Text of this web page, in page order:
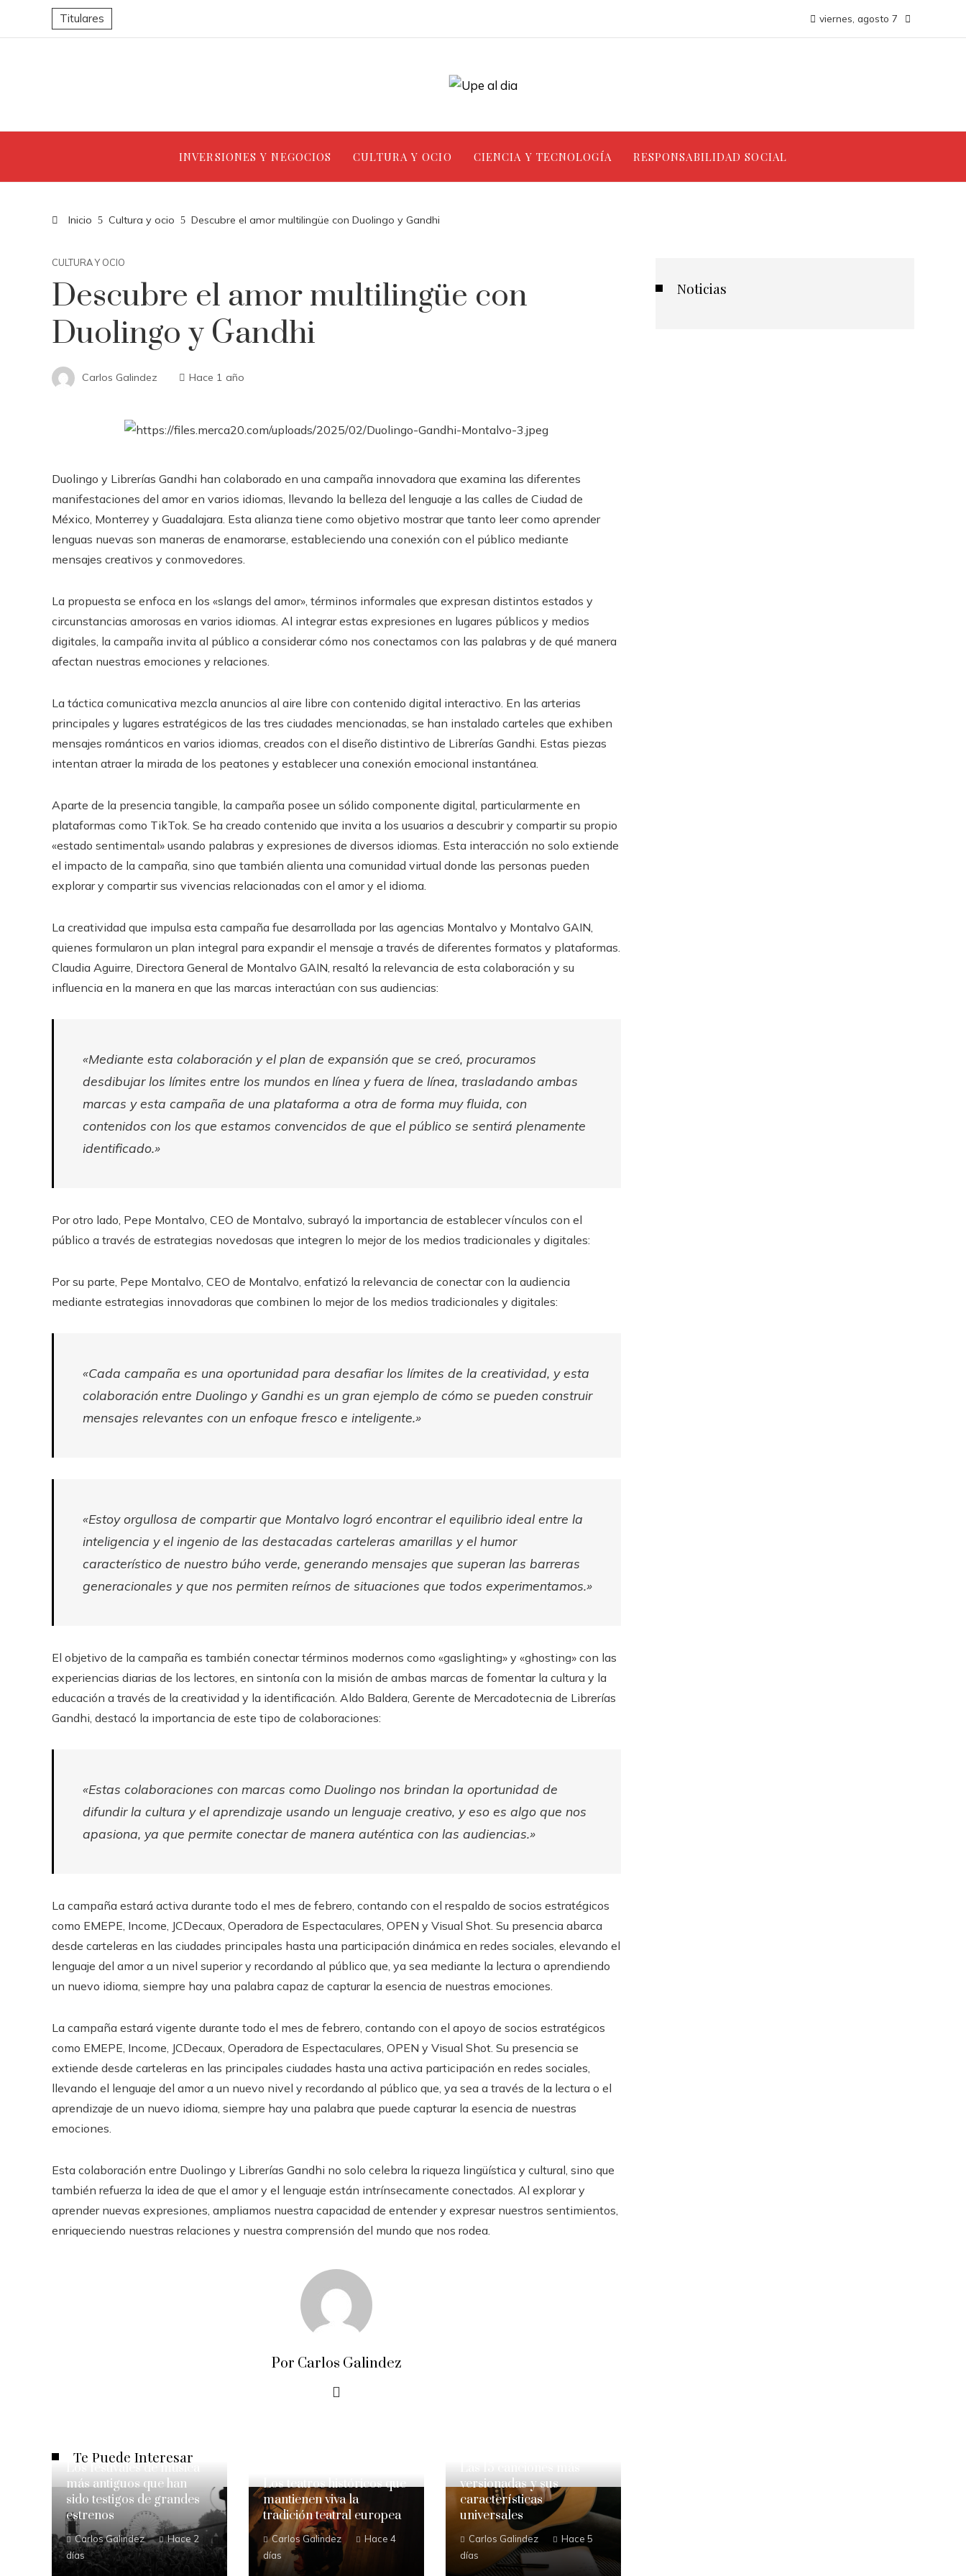
Titulares viernes, agosto 7
INVERSIONES Y NEGOCIOS CULTURA Y OCIO CIENCIA Y TECNOLOGÍA RESPONSABILIDAD SOCIAL
Inicio Cultura y ocio Descubre el amor multilingüe con Duolingo y Gandhi
CULTURA Y OCIO
Descubre el amor multilingüe con
Duolingo y Gandhi
Carlos Galindez Hace 1 año
Duolingo y Librerías Gandhi han colaborado en una campaña innovadora que examina las diferentes
manifestaciones del amor en varios idiomas, llevando la belleza del lenguaje a las calles de Ciudad de
México, Monterrey y Guadalajara. Esta alianza tiene como objetivo mostrar que tanto leer como aprender
lenguas nuevas son maneras de enamorarse, estableciendo una conexión con el público mediante
mensajes creativos y conmovedores.
La propuesta se enfoca en los «slangs del amor», términos informales que expresan distintos estados y
circunstancias amorosas en varios idiomas. Al integrar estas expresiones en lugares públicos y medios
digitales, la campaña invita al público a considerar cómo nos conectamos con las palabras y de qué manera
afectan nuestras emociones y relaciones.
La táctica comunicativa mezcla anuncios al aire libre con contenido digital interactivo. En las arterias
principales y lugares estratégicos de las tres ciudades mencionadas, se han instalado carteles que exhiben
mensajes románticos en varios idiomas, creados con el diseño distintivo de Librerías Gandhi. Estas piezas
intentan atraer la mirada de los peatones y establecer una conexión emocional instantánea.
Aparte de la presencia tangible, la campaña posee un sólido componente digital, particularmente en
plataformas como TikTok. Se ha creado contenido que invita a los usuarios a descubrir y compartir su propio
«estado sentimental» usando palabras y expresiones de diversos idiomas. Esta interacción no solo extiende
el impacto de la campaña, sino que también alienta una comunidad virtual donde las personas pueden
explorar y compartir sus vivencias relacionadas con el amor y el idioma.
La creatividad que impulsa esta campaña fue desarrollada por las agencias Montalvo y Montalvo GAIN,
quienes formularon un plan integral para expandir el mensaje a través de diferentes formatos y plataformas.
Claudia Aguirre, Directora General de Montalvo GAIN, resaltó la relevancia de esta colaboración y su
influencia en la manera en que las marcas interactúan con sus audiencias:
«Mediante esta colaboración y el plan de expansión que se creó, procuramos
desdibujar los límites entre los mundos en línea y fuera de línea, trasladando ambas
marcas y esta campaña de una plataforma a otra de forma muy fluida, con
contenidos con los que estamos convencidos de que el público se sentirá plenamente
identificado.»
Por otro lado, Pepe Montalvo, CEO de Montalvo, subrayó la importancia de establecer vínculos con el
público a través de estrategias novedosas que integren lo mejor de los medios tradicionales y digitales:
Por su parte, Pepe Montalvo, CEO de Montalvo, enfatizó la relevancia de conectar con la audiencia
mediante estrategias innovadoras que combinen lo mejor de los medios tradicionales y digitales:
«Cada campaña es una oportunidad para desafiar los límites de la creatividad, y esta
colaboración entre Duolingo y Gandhi es un gran ejemplo de cómo se pueden construir
mensajes relevantes con un enfoque fresco e inteligente.»
«Estoy orgullosa de compartir que Montalvo logró encontrar el equilibrio ideal entre la
inteligencia y el ingenio de las destacadas carteleras amarillas y el humor
característico de nuestro búho verde, generando mensajes que superan las barreras
generacionales y que nos permiten reírnos de situaciones que todos experimentamos.»
El objetivo de la campaña es también conectar términos modernos como «gaslighting» y «ghosting» con las
experiencias diarias de los lectores, en sintonía con la misión de ambas marcas de fomentar la cultura y la
educación a través de la creatividad y la identificación. Aldo Baldera, Gerente de Mercadotecnia de Librerías
Gandhi, destacó la importancia de este tipo de colaboraciones:
«Estas colaboraciones con marcas como Duolingo nos brindan la oportunidad de
difundir la cultura y el aprendizaje usando un lenguaje creativo, y eso es algo que nos
apasiona, ya que permite conectar de manera auténtica con las audiencias.»
La campaña estará activa durante todo el mes de febrero, contando con el respaldo de socios estratégicos
como EMEPE, Income, JCDecaux, Operadora de Espectaculares, OPEN y Visual Shot. Su presencia abarca
desde carteleras en las ciudades principales hasta una participación dinámica en redes sociales, elevando el
lenguaje del amor a un nivel superior y recordando al público que, ya sea mediante la lectura o aprendiendo
un nuevo idioma, siempre hay una palabra capaz de capturar la esencia de nuestras emociones.
La campaña estará vigente durante todo el mes de febrero, contando con el apoyo de socios estratégicos
como EMEPE, Income, JCDecaux, Operadora de Espectaculares, OPEN y Visual Shot. Su presencia se
extiende desde carteleras en las principales ciudades hasta una activa participación en redes sociales,
llevando el lenguaje del amor a un nuevo nivel y recordando al público que, ya sea a través de la lectura o el
aprendizaje de un nuevo idioma, siempre hay una palabra que puede capturar la esencia de nuestras
emociones.
Esta colaboración entre Duolingo y Librerías Gandhi no solo celebra la riqueza lingüística y cultural, sino que
también refuerza la idea de que el amor y el lenguaje están intrínsecamente conectados. Al explorar y
aprender nuevas expresiones, ampliamos nuestra capacidad de entender y expresar nuestros sentimientos,
enriqueciendo nuestras relaciones y nuestra comprensión del mundo que nos rodea.
Por Carlos Galindez
Te Puede Interesar
más antiguos que han
sido testigos de grandes
estrenos
Carlos Galindez
Hace 2
días
Los teatros históricos que
mantienen viva la
tradición teatral europea
Carlos Galindez
Hace 4
días
versionadas y sus
características
universales
Carlos Galindez
Hace 5
días
Noticias